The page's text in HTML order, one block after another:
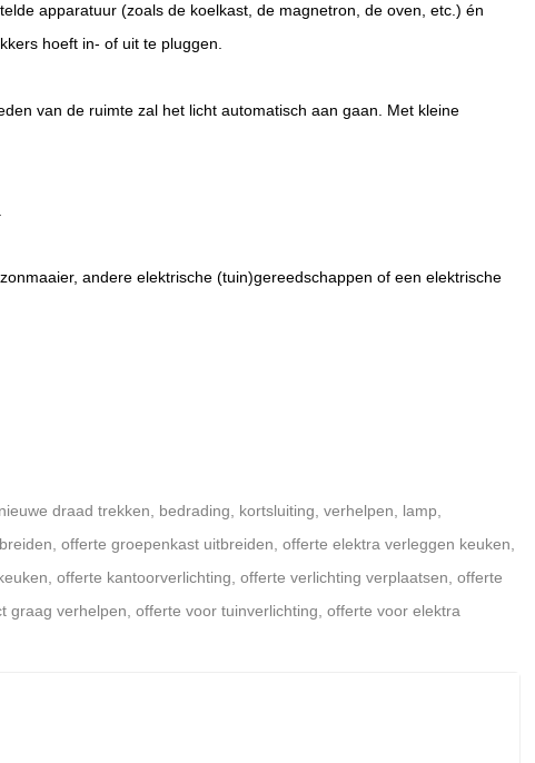
apparatuur (zoals de koelkast, de magnetron, de oven, etc.) én
hoeft in- of uit te pluggen.
van de ruimte zal het licht automatisch aan gaan. Met kleine
andere elektrische (tuin)gereedschappen of een elektrische
draad trekken, bedrading, kortsluiting, verhelpen, lamp,
offerte groepenkast uitbreiden, offerte elektra verleggen keuken,
offerte kantoorverlichting, offerte verlichting verplaatsen, offerte
verhelpen, offerte voor tuinverlichting, offerte voor elektra